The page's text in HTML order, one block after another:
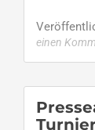
about
Danke
Helfer
des
JMD-
einen